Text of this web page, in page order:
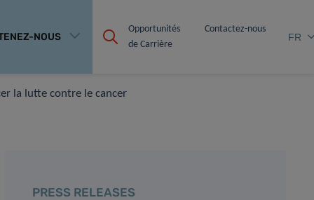
NOUS
Opportunités
de Carrière
Contactez-nous
FR
la lutte contre le cancer
PRESS RELEASES